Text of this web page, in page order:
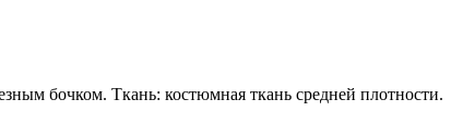
бочком. Ткань: костюмная ткань средней плотности.